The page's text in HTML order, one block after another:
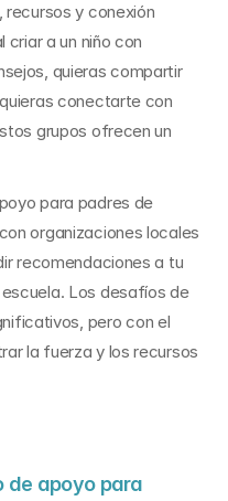
y conexión
criar a un niño con
quieras compartir
conectarte con
grupos ofrecen un
para padres de
organizaciones locales
recomendaciones a tu
Los desafíos de
pero con el
la fuerza y los recursos
de apoyo para